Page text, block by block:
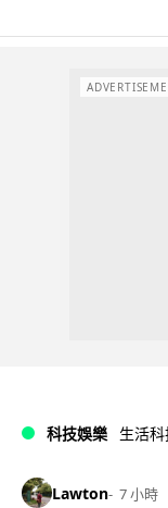
科技娛樂 生活科
Lawton 7 小時